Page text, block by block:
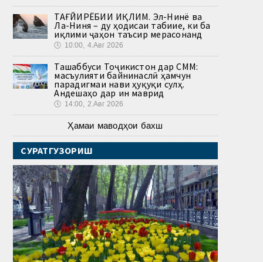
ТАҒЙИРЁБИИ ИҚЛИМ. Эл-Нинё ва
Ла-Ниня – ду ҳодисаи табиие, ки ба
иқлими ҷаҳон таъсир мерасонанд
🕔 10:00, 4.Авг 2026
Ташаббуси Тоҷикистон дар СММ:
масъулияти байнинаслӣ ҳамчун
парадигмаи нави ҳуқуқи сулҳ.
Андешаҳо дар ин маврид
🕔 14:00, 2.Авг 2026
Ҳамаи маводҳои бахш
СУРАТГУЗОРИШ